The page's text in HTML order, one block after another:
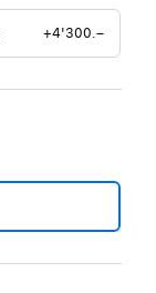
+4'300.–